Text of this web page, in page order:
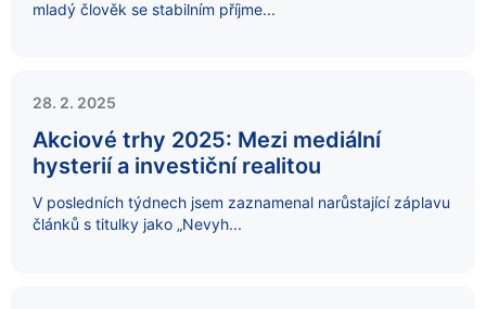
mladý člověk se stabilním příjme...
28. 2. 2025
Akciové trhy 2025: Mezi mediální
hysterií a investiční realitou
V posledních týdnech jsem zaznamenal narůstající záplavu
článků s titulky jako „Nevyh...